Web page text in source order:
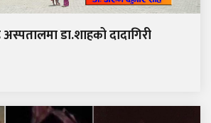
डा.शाहको दादागिरी